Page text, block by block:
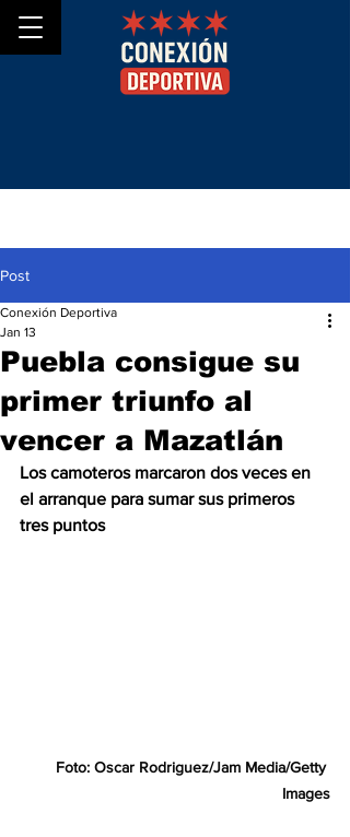
Post
Puebla consigue su
primer triunfo al
vencer a Mazatlán
Conexión Deportiva
Jan 13
Los camoteros marcaron dos veces en
el arranque para sumar sus primeros
tres puntos
Foto: Oscar Rodriguez/Jam Media/Getty
Images